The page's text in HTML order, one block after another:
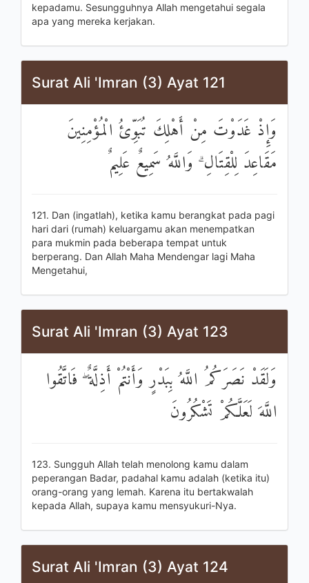
kepadamu. Sesungguhnya Allah mengetahui segala
apa yang mereka kerjakan.
Surat Ali 'Imran (3) Ayat 121
وَإِذْ غَدَوْتَ مِنْ أَهْلِكَ تُبَوِّئُ الْمُؤْمِنِينَ
مَقَاعِدَ لِلْقِتَالِ ۗ وَاللَّهُ سَمِيعٌ عَلِيمٌ
121. Dan (ingatlah), ketika kamu berangkat pada pagi
hari dari (rumah) keluargamu akan menempatkan
para mukmin pada beberapa tempat untuk
berperang. Dan Allah Maha Mendengar lagi Maha
Mengetahui,
Surat Ali 'Imran (3) Ayat 123
وَلَقَدْ نَصَرَكُمُ اللَّهُ بِبَدْرٍ وَأَنْتُمْ أَذِلَّةٌ ۖ فَاتَّقُوا
اللَّهَ لَعَلَّكُمْ تَشْكُرُونَ
123. Sungguh Allah telah menolong kamu dalam
peperangan Badar, padahal kamu adalah (ketika itu)
orang-orang yang lemah. Karena itu bertakwalah
kepada Allah, supaya kamu mensyukuri-Nya.
Surat Ali 'Imran (3) Ayat 124